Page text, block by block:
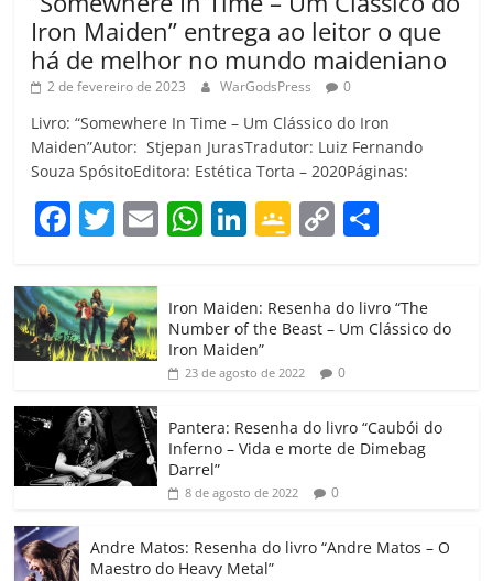
Iron Maiden” entrega ao leitor o que
há de melhor no mundo maideniano
2 de fevereiro de 2023 WarGodsPress 0
Livro: “Somewhere In Time – Um Clássico do Iron
Maiden”Autor: Stjepan JurasTradutor: Luiz Fernando
Souza SpósitoEditora: Estética Torta – 2020Páginas:
F
c
e
b
o
o
k
T
itt
er
E W
at
s
A
p
Li
e
dI
G
gl
e
Cl
a
ss
ro
o
C
p
y
Li
k
m
p
h
ar
Iron Maiden: Resenha do livro “The
Number of the Beast – Um Clássico do
Iron Maiden”
23 de agosto de 2022 0
Pantera: Resenha do livro “Caubói do
Inferno – Vida e morte de Dimebag
Darrel”
8 de agosto de 2022 0
Andre Matos: Resenha do livro “Andre Matos – O
Maestro do Heavy Metal”